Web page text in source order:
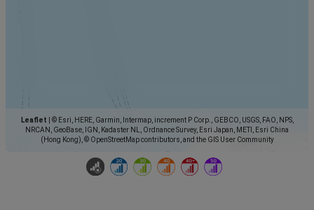
Leaflet
© Esri, HERE, Garmin, Intermap, increment P Corp., GEBCO, USGS, FAO, NPS,
NRCAN, GeoBase, IGN, Kadaster NL, Ordnance Survey, Esri Japan, METI, Esri China
(Hong Kong), © OpenStreetMap contributors, and the GIS User Community